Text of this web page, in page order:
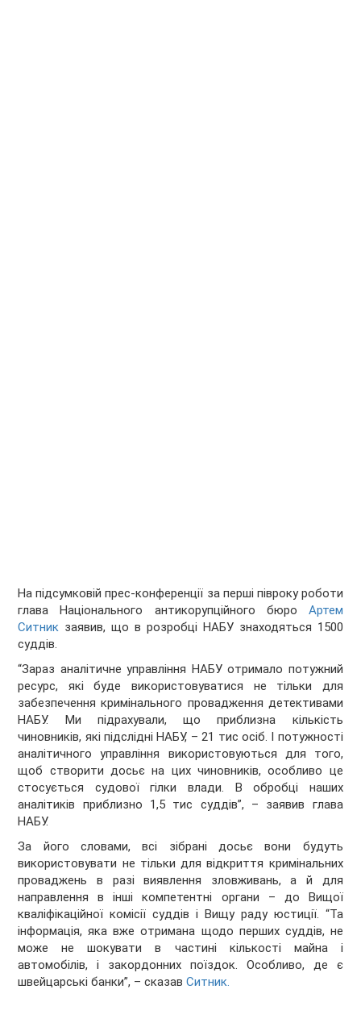
На підсумковій прес-конференції за перші півроку роботи
глава Національного антикорупційного бюро Артем
Ситник заявив, що в розробці НАБУ знаходяться 1500
суддів.
“Зараз аналітичне управління НАБУ отримало потужний
ресурс, які буде використовуватися не тільки для
забезпечення кримінального провадження детективами
НАБУ. Ми підрахували, що приблизна кількість
чиновників, які підслідні НАБУ, – 21 тис осіб. І потужності
аналітичного управління використовуються для того,
щоб створити досьє на цих чиновників, особливо це
стосується судової гілки влади. В обробці наших
аналітиків приблизно 1,5 тис суддів”, – заявив глава
НАБУ.
За його словами, всі зібрані досьє вони будуть
використовувати не тільки для відкриття кримінальних
проваджень в разі виявлення зловживань, а й для
направлення в інші компетентні органи – до Вищої
кваліфікаційної комісії суддів і Вищу раду юстиції. “Та
інформація, яка вже отримана щодо перших суддів, не
може не шокувати в частині кількості майна і
автомобілів, і закордонних поїздок. Особливо, де є
швейцарські банки”, – сказавСитник.